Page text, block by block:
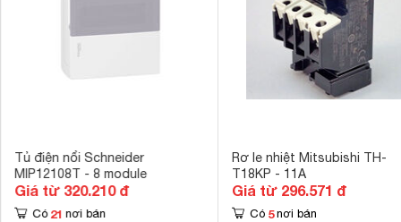
Tủ điện nổi Schneider
MIP12108T - 8 module
Giá từ 320.210 đ
Có 21 nơi bán
Rơ le nhiệt Mitsubishi TH-
T18KP - 11A
Giá từ 296.571 đ
Có 5 nơi bán